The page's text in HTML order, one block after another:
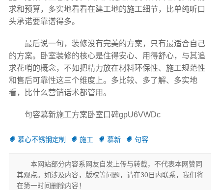
求和预算，多实地看看在建工地的施工细节，比单纯听口
头承诺要靠谱得多。
最后说一句，装修没有完美的方案，只有最适合自己
的方案。卧室装修的核心是住得安心、用得舒心，与其追
求花哨的概念，不如把精力放在材料环保性、施工规范性
和售后可靠性这三个维度上。多比较、多了解、多实地
看，比什么营销话术都管用。
句容慕新施工方案卧室口碑gpU6VWDc
慕心不锈钢定制 施工 慕新 句容
本网站部分内容系网友自发上传与转载，不代表本网赞同
其观点。如涉及内容，版权等问题，请在30日内联系，我们将
在第一时间删除内容！